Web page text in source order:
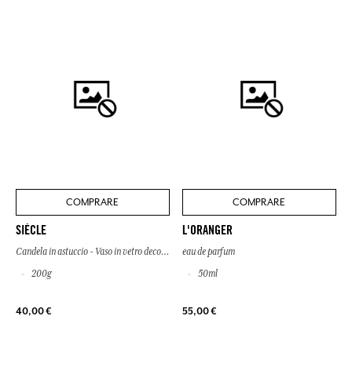
COMPRARE
SIÈCLE
Candela in astuccio - Vaso in vetro decorato
200g
40,00 €
COMPRARE
L'ORANGER
eau de parfum
50ml
55,00 €